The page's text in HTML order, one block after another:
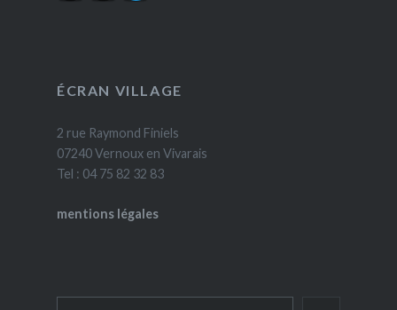
ÉCRAN VILLAGE
2 rue Raymond Finiels
07240 Vernoux en Vivarais
Tel : 04 75 82 32 83
mentions légales